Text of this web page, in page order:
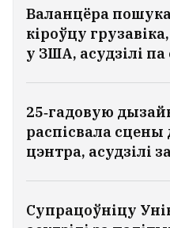
Валанцёра
кіроўцу
у ЗША, асудзілі
25‑гадовую
распісвала
цэнтра, асудзілі
Супрацоўніцу
Расійскім ударам
бабулю, дзеда і
На мінскім пляжы
затрымалі юных
Закаханы ў
і святар, які